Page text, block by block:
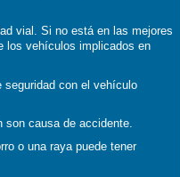
vial. Si no está en las mejores
los vehículos implicados en
con el vehículo
causa de accidente.
o una raya puede tener